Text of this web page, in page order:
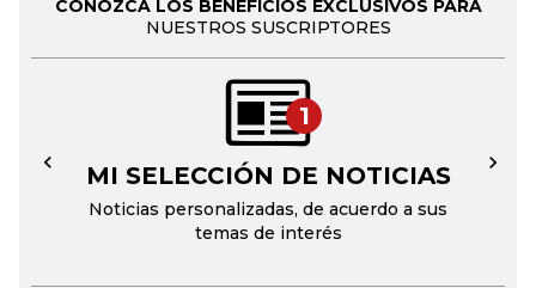
CONOZCA LOS BENEFICIOS EXCLUSIVOS PARA
NUESTROS SUSCRIPTORES
1
MI SELECCIÓN DE NOTICIAS
Noticias personalizadas, de acuerdo a sus
temas de interés
← →